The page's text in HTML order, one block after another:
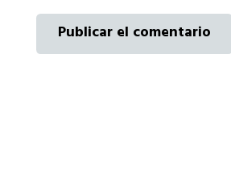
Publicar el comentario